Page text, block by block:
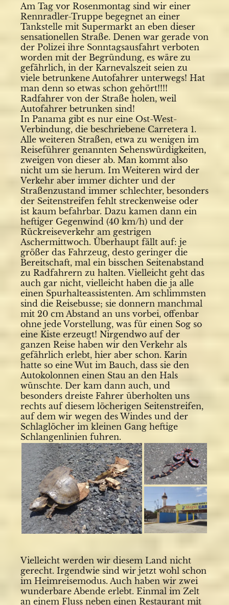
Am Tag vor Rosenmontag sind wir einer
Rennradler-Truppe begegnet an einer
Tankstelle mit Supermarkt an eben dieser
sensationellen Straße. Denen war gerade von
der Polizei ihre Sonntagsausfahrt verboten
worden mit der Begründung, es wäre zu
gefährlich, in der Karnevalszeit seien zu
viele betrunkene Autofahrer unterwegs! Hat
man denn so etwas schon gehört!!!!
Radfahrer von der Straße holen, weil
Autofahrer betrunken sind!
In Panama gibt es nur eine Ost-West-
Verbindung, die beschriebene Carretera 1.
Alle weiteren Straßen, etwa zu wenigen im
Reiseführer genannten Sehenswürdigkeiten,
zweigen von dieser ab. Man kommt also
nicht um sie herum. Im Weiteren wird der
Verkehr aber immer dichter und der
Straßenzustand immer schlechter, besonders
der Seitenstreifen fehlt streckenweise oder
ist kaum befahrbar. Dazu kamen dann ein
heftiger Gegenwind (40 km/h) und der
Rückreiseverkehr am gestrigen
Aschermittwoch. Überhaupt fällt auf: je
größer das Fahrzeug, desto geringer die
Bereitschaft, mal ein bisschen Seitenabstand
zu Radfahrern zu halten. Vielleicht geht das
auch gar nicht, vielleicht haben die ja alle
einen Spurhalteassistenten. Am schlimmsten
sind die Reisebusse; sie donnern manchmal
mit 20 cm Abstand an uns vorbei, offenbar
ohne jede Vorstellung, was für einen Sog so
eine Kiste erzeugt! Nirgendwo auf der
ganzen Reise haben wir den Verkehr als
gefährlich erlebt, hier aber schon. Karin
hatte so eine Wut im Bauch, dass sie den
Autokolonnen einen Stau an den Hals
wünschte. Der kam dann auch, und
besonders dreiste Fahrer überholten uns
rechts auf diesem löcherigen Seitenstreifen,
auf dem wir wegen des Windes und der
Schlaglöcher im kleinen Gang heftige
Schlangenlinien fuhren.
Vielleicht werden wir diesem Land nicht
gerecht. Irgendwie sind wir jetzt wohl schon
im Heimreisemodus. Auch haben wir zwei
wunderbare Abende erlebt. Einmal im Zelt
an einem Fluss neben einen Restaurant mit